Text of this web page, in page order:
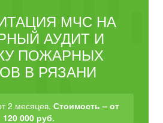
МЧС НА
АУДИТ И
ПОЖАРНЫХ
В РЯЗАНИ
2 месяцев. Стоимость – от
120 000 руб.